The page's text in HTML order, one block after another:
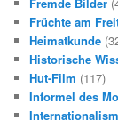
Früchte am
Heimatkunde
Historische
Hut-Film (117)
Informel des